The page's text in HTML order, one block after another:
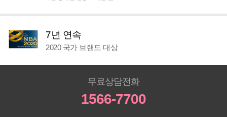
7년 연속
2020 국가 브랜드 대상
무료상담전화
1566-7700